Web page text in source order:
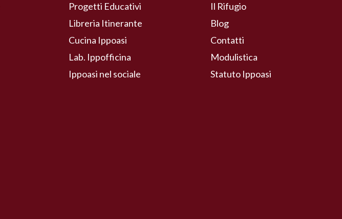
Progetti Educativi
Libreria Itinerante
Cucina Ippoasi
Lab. Ippofficina
Ippoasi nel sociale
Il Rifugio
Blog
Contatti
Modulistica
Statuto Ippoasi